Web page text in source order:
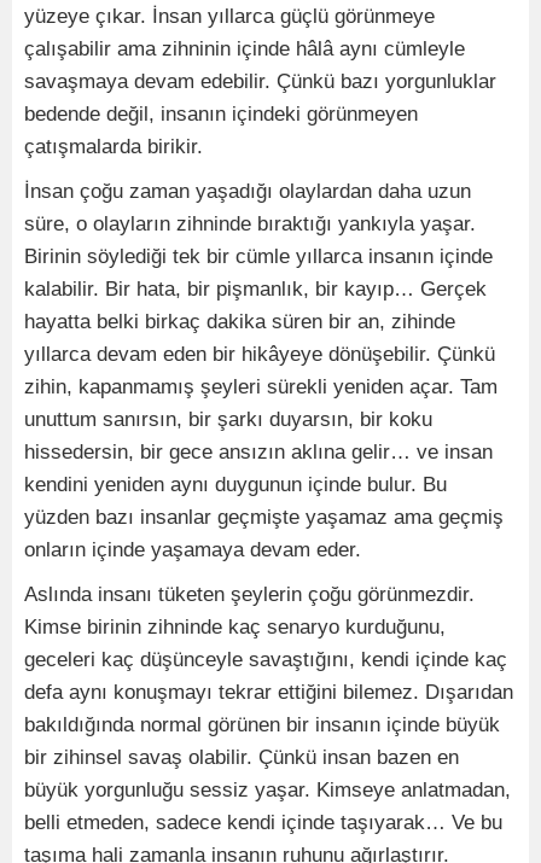
yüzeye çıkar. İnsan yıllarca güçlü görünmeye
çalışabilir ama zihninin içinde hâlâ aynı cümleyle
savaşmaya devam edebilir. Çünkü bazı yorgunluklar
bedende değil, insanın içindeki görünmeyen
çatışmalarda birikir.
İnsan çoğu zaman yaşadığı olaylardan daha uzun
süre, o olayların zihninde bıraktığı yankıyla yaşar.
Birinin söylediği tek bir cümle yıllarca insanın içinde
kalabilir. Bir hata, bir pişmanlık, bir kayıp… Gerçek
hayatta belki birkaç dakika süren bir an, zihinde
yıllarca devam eden bir hikâyeye dönüşebilir. Çünkü
zihin, kapanmamış şeyleri sürekli yeniden açar. Tam
unuttum sanırsın, bir şarkı duyarsın, bir koku
hissedersin, bir gece ansızın aklına gelir… ve insan
kendini yeniden aynı duygunun içinde bulur. Bu
yüzden bazı insanlar geçmişte yaşamaz ama geçmiş
onların içinde yaşamaya devam eder.
Aslında insanı tüketen şeylerin çoğu görünmezdir.
Kimse birinin zihninde kaç senaryo kurduğunu,
geceleri kaç düşünceyle savaştığını, kendi içinde kaç
defa aynı konuşmayı tekrar ettiğini bilemez. Dışarıdan
bakıldığında normal görünen bir insanın içinde büyük
bir zihinsel savaş olabilir. Çünkü insan bazen en
büyük yorgunluğu sessiz yaşar. Kimseye anlatmadan,
belli etmeden, sadece kendi içinde taşıyarak… Ve bu
taşıma hali zamanla insanın ruhunu ağırlaştırır.